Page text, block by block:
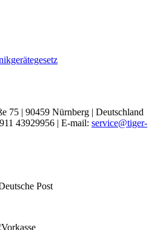
75 | 90459 Nürnberg | Deutschland
43929956 | E-mail: service@tiger-